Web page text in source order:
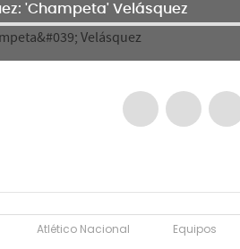
'Champeta' Velásquez
Atlético Nacional Equipos